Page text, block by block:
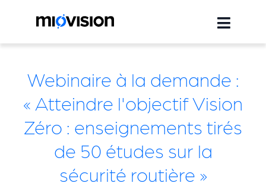
Webinaire à la demande :
« Atteindre l'objectif Vision
Zéro : enseignements tirés
de 50 études sur la
sécurité routière »